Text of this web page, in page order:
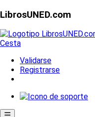
LibrosUNED.com
Cesta
Validarse
Registrarse